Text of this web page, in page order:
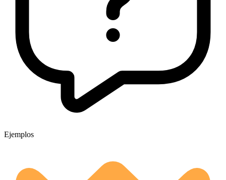
Ejemplos